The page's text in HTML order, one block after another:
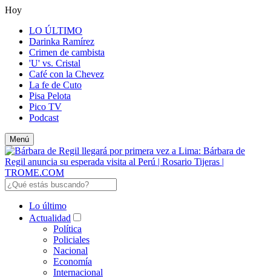
Hoy
LO ÚLTIMO
Darinka Ramírez
Crimen de cambista
'U' vs. Cristal
Café con la Chevez
La fe de Cuto
Pisa Pelota
Pico TV
Podcast
Menú
Lo último
Actualidad
Política
Policiales
Nacional
Economía
Internacional